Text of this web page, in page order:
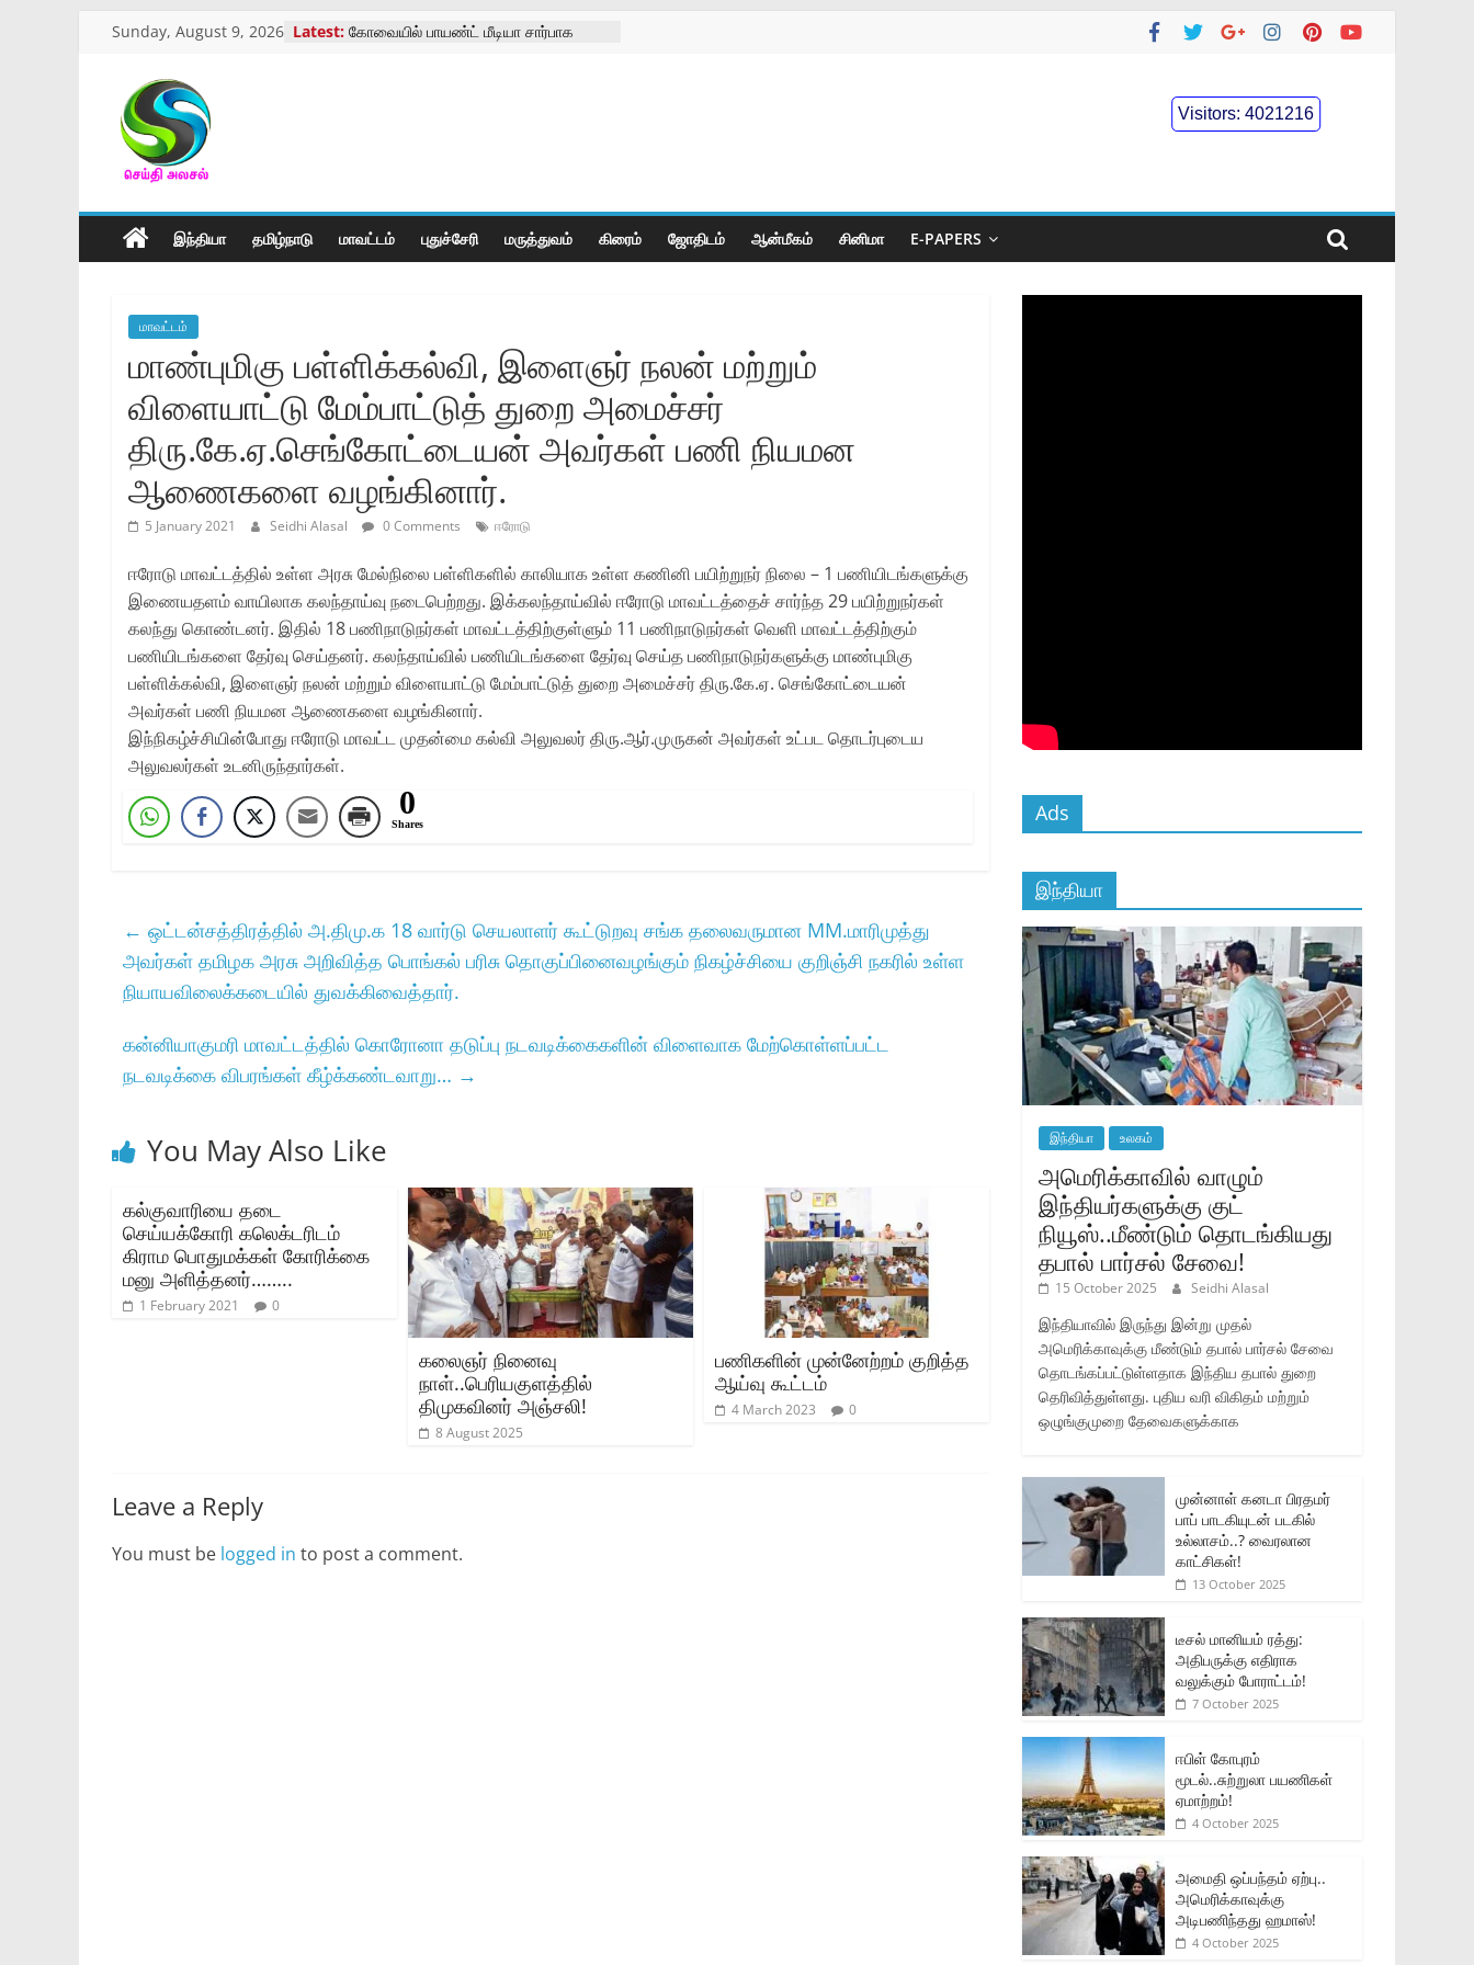
Sunday, August 9, 2026 Latest: கோவையில் பாயண்ட் மீடியா சார்பாக
திருக்கோவில் திருவிழா
செய்திஅலசல்
l
Seidhialasal
Tamil
NewsPaper
Visitors:4021216
இந்தியா தமிழ்நாடு மாவட்டம் புதுச்சேரி மருத்துவம் கிரைம் ஜோ‌திட‌ம் ஆன்மீகம் சினிமா E-PAPERS
மாவட்டம்
மாண்புமிகு பள்ளிக்கல்வி, இளைஞர் நலன் மற்றும்
விளையாட்டு மேம்பாட்டுத் துறை அமைச்சர்
திரு.கே.ஏ.செங்கோட்டையன் அவர்கள் பணி நியமன
ஆணைகளை வழங்கினார்.
5 January 2021 Seidhi Alasal 0 Comments ஈரோடு
ஈரோடு மாவட்டத்தில் உள்ள அரசு மேல்நிலை பள்ளிகளில் காலியாக உள்ள கணினி பயிற்றுநர் நிலை – 1 பணியிடங்களுக்கு
இணையதளம் வாயிலாக கலந்தாய்வு நடைபெற்றது. இக்கலந்தாய்வில் ஈரோடு மாவட்டத்தைச் சார்ந்த 29 பயிற்றுநர்கள்
கலந்து கொண்டனர். இதில் 18 பணிநாடுநர்கள் மாவட்டத்திற்குள்ளும் 11 பணிநாடுநர்கள் வெளி மாவட்டத்திற்கும்
பணியிடங்களை தேர்வு செய்தனர். கலந்தாய்வில் பணியிடங்களை தேர்வு செய்த பணிநாடுநர்களுக்கு மாண்புமிகு
பள்ளிக்கல்வி, இளைஞர் நலன் மற்றும் விளையாட்டு மேம்பாட்டுத் துறை அமைச்சர் திரு.கே.ஏ. செங்கோட்டையன்
அவர்கள் பணி நியமன ஆணைகளை வழங்கினார்.
இந்நிகழ்ச்சியின்போது ஈரோடு மாவட்ட முதன்மை கல்வி அலுவலர் திரு.ஆர்.முருகன் அவர்கள் உட்பட தொடர்புடைய
அலுவலர்கள் உடனிருந்தார்கள்.
0
Shares
← ஒட்டன்சத்திரத்தில் அ.திமு.க 18 வார்டு செயலாளர் கூட்டுறவு சங்க தலைவருமான MM.மாரிமுத்து
அவர்கள் தமிழக அரசு அறிவித்த பொங்கல் பரிசு தொகுப்பினைவழங்கும் நிகழ்ச்சியை குறிஞ்சி நகரில் உள்ள
நியாயவிலைக்கடையில் துவக்கிவைத்தார்.
கன்னியாகுமரி மாவட்டத்தில் கொரோனா தடுப்பு நடவடிக்கைகளின் விளைவாக மேற்கொள்ளப்பட்ட
நடவடிக்கை விபரங்கள் கீழ்க்கண்டவாறு… →
You May Also Like
கல்குவாரியை தடை
செய்யக்கோரி கலெக்டரிடம்
கிராம பொதுமக்கள் கோரிக்கை
மனு அளித்தனர்……..
1 February 2021 0
கலைஞர் நினைவு
நாள்..பெரியகுளத்தில்
திமுகவினர் அஞ்சலி!
8 August 2025
பணிகளின் முன்னேற்றம் குறித்த
ஆய்வு கூட்டம்
4 March 2023 0
Leave a Reply
You must be logged in to post a comment.
Ads
இந்தியா
இந்தியா உலகம்
அமெரிக்காவில் வாழும்
இந்தியர்களுக்கு குட்
நியூஸ்..மீண்டும் தொடங்கியது
தபால் பார்சல் சேவை!
15 October 2025 Seidhi Alasal
இந்தியாவில் இருந்து இன்று முதல்
அமெரிக்காவுக்கு மீண்டும் தபால் பார்சல் சேவை
தொடங்கப்பட்டுள்ளதாக இந்திய தபால் துறை
தெரிவித்துள்ளது. புதிய வரி விகிதம் மற்றும்
ஒழுங்குமுறை தேவைகளுக்காக
முன்னாள் கனடா பிரதமர்
பாப் பாடகியுடன் படகில்
உல்லாசம்..? வைரலான
காட்சிகள்!
13 October 2025
டீசல் மானியம் ரத்து:
அதிபருக்கு எதிராக
வலுக்கும் போராட்டம்!
7 October 2025
ஈபிள் கோபுரம்
மூடல்..சுற்றுலா பயணிகள்
ஏமாற்றம்!
4 October 2025
அமைதி ஒப்பந்தம் ஏற்பு..
அமெரிக்காவுக்கு
அடிபணிந்தது ஹமாஸ்!
4 October 2025